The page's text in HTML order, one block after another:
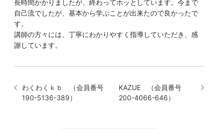
長時間かかりましたが、終わってホッとしています。今まで
自己流でしたが、基本から学ぶことが出来たので良かったで
す。
講師の方々には、丁寧にわかりやすく指導していただき、感
謝しています。
わくわくｋｂ （会員番号
190-5136-389）
KAZUE （会員番号
200-4066-646）